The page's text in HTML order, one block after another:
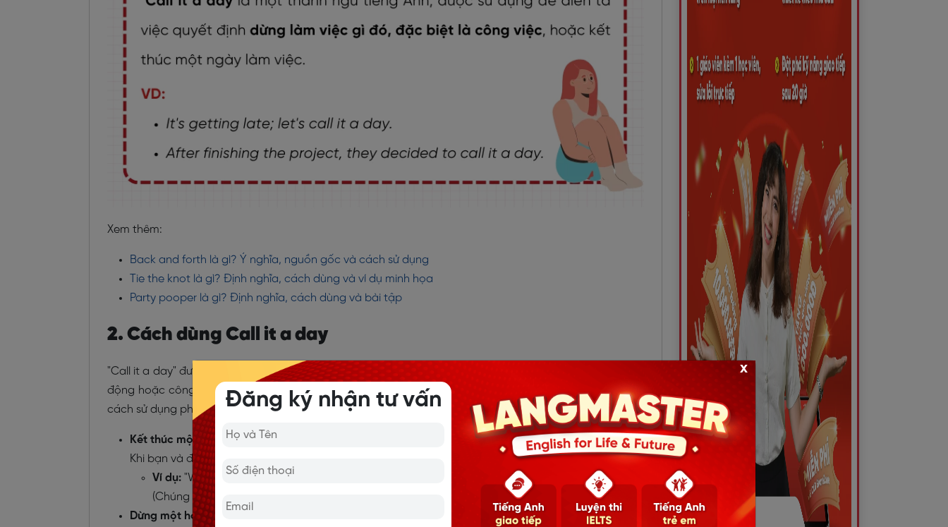
Xem thêm:
Back and forth là gì? Ý nghĩa, nguồn gốc và cách sử dụng
Tie the knot là gì? Định nghĩa, cách dùng và ví dụ minh họa
Party pooper là gì? Định nghĩa, cách dùng và bài tập
2. Cách dùng Call it a day
"Call it a day" được sử dụng trong nhiều ngữ cảnh khác nhau, chủ yếu để biểu thị việc kết thúc một hoạt
động hoặc công việc sau khi đã hoàn thành hoặc cảm thấy đủ cho ngày hôm đó. Dưới đây là một số
cách sử dụng phổ biến:
Kết thúc một ngày làm việc:
Khi bạn và đồng nghiệp đã làm việc suốt cả ngày và cảm thấy đã đến lúc nghỉ ngơi.
Ví dụ: "We've been working hard all day; let's call it a day."
(Chúng ta đã làm việc chăm chỉ cả ngày; hãy kết thúc công việc thôi.)
Dừng một hoạt động sau khi đạt được kết quả mong muốn:
Đăng ký nhận tư vấn
x